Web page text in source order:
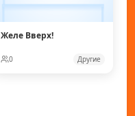
Желе Вверх!
0 Другие